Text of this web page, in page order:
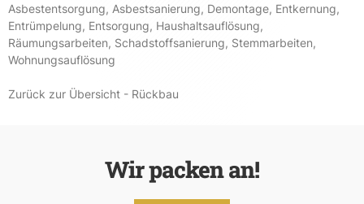
Asbestentsorgung, Asbestsanierung, Demontage, Entkernung,
Entrümpelung, Entsorgung, Haushaltsauflösung,
Räumungsarbeiten, Schadstoffsanierung, Stemmarbeiten,
Wohnungsauflösung
Zurück zur Übersicht - Rückbau
Wir packen an!